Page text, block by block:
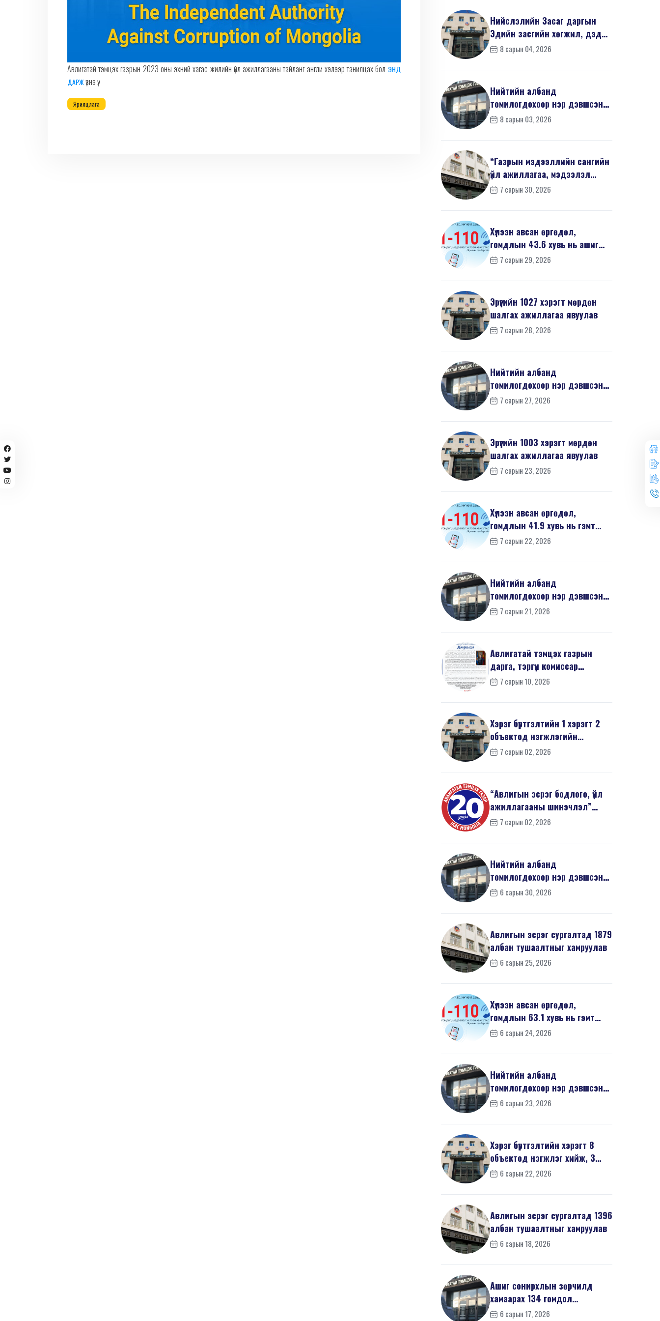
Авлигатай тэмцэх газрын 2023 оны эхний хагас жилийн үйл ажиллагааны тайланг англи хэлээр танилцах бол ЭНД
ДАРЖүзнэ үү.
Ярилцлага
Нийслэлийн Засаг даргын
Эдийн засгийн хөгжил, дэд
бүтцийн асуудал хари...
8 сарын 04, 2026
Нийтийн албанд
томилогдохоор нэр дэвшсэн
405 иргэний урьдчилсан
8 сарын 03, 2026
“Газрын мэдээллийн сангийн
үйл ажиллагаа, мэдээлэл
солилцооны журам”-...
7 сарын 30, 2026
Хүлээн авсан өргөдөл,
гомдлын 43.6 хувь нь ашиг
сонирхлын зөрчилтэй х...
7 сарын 29, 2026
Эрүүгийн 1027 хэрэгт мөрдөн
шалгах ажиллагаа явуулав
7 сарын 28, 2026
Нийтийн албанд
томилогдохоор нэр дэвшсэн
405 иргэний урьдчилсан
7 сарын 27, 2026
Эрүүгийн 1003 хэрэгт мөрдөн
шалгах ажиллагаа явуулав
7 сарын 23, 2026
Хүлээн авсан өргөдөл,
гомдлын 41.9 хувь нь гэмт
хэргийн шинжтэй байв
7 сарын 22, 2026
Нийтийн албанд
томилогдохоор нэр дэвшсэн
370 иргэний урьдчилсан
7 сарын 21, 2026
Авлигатай тэмцэх газрын
дарга, тэргүүн комиссар
З.Дашдаваагийн мэндчил...
7 сарын 10, 2026
Хэрэг бүртгэлтийн 1 хэрэгт 2
объектод нэгжлэгийн
ажиллагаа явуулав
7 сарын 02, 2026
“Авлигын эсрэг бодлого, үйл
ажиллагааны шинэчлэл”
эрдэм шинжилгээний б...
7 сарын 02, 2026
Нийтийн албанд
томилогдохоор нэр дэвшсэн
668 иргэний урьдчилсан
6 сарын 30, 2026
Авлигын эсрэг сургалтад 1879
албан тушаалтныг хамруулав
6 сарын 25, 2026
Хүлээн авсан өргөдөл,
гомдлын 63.1 хувь нь гэмт
хэргийн шинжтэй байв
6 сарын 24, 2026
Нийтийн албанд
томилогдохоор нэр дэвшсэн
468 иргэний урьдчилсан
6 сарын 23, 2026
Хэрэг бүртгэлтийн хэрэгт 8
объектод нэгжлэг хийж, 3
хүнийг хойшлуулшг...
6 сарын 22, 2026
Авлигын эсрэг сургалтад 1396
албан тушаалтныг хамруулав
6 сарын 18, 2026
Ашиг сонирхлын зөрчилд
хамаарах 134 гомдол
мэдээллийг шалгав
6 сарын 17, 2026